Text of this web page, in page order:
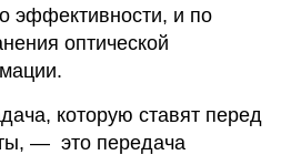
эффективности, и по
оптической
которую ставят перед
— это передача